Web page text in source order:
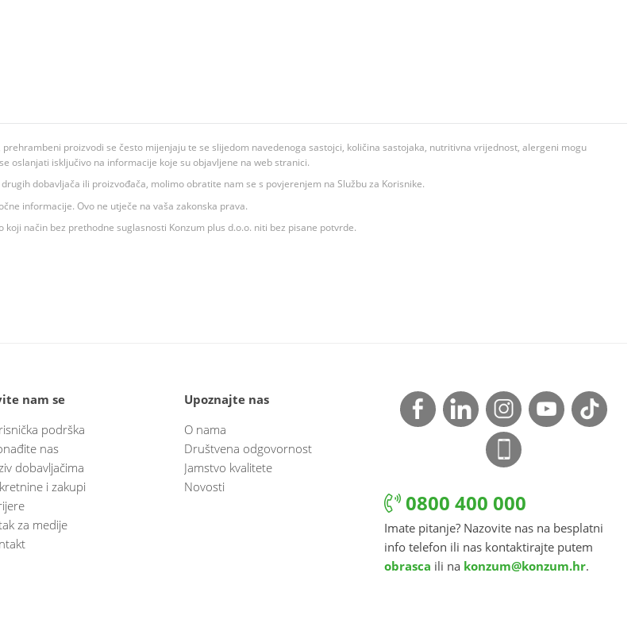
proizvodi se često mijenjaju te se slijedom navedenoga sastojci, količina sastojaka, nutritivna vrijednost, alergeni mogu
oslanjati isključivo na informacije koje su objavljene na web stranici.
dobavljača ili proizvođača, molimo obratite nam se s povjerenjem na Službu za Korisnike.
informacije. Ovo ne utječe na vaša zakonska prava.
način bez prethodne suglasnosti Konzum plus d.o.o. niti bez pisane potvrde.
nam se
podrška
nas
dobavljačima
i zakupi
za medije
Upoznajte nas
O nama
Društvena odgovornost
Jamstvo kvalitete
Novosti
0800 400 000
Imate pitanje? Nazovite nas na besplatni
info telefon ili nas kontaktirajte putem
obrasca ili na konzum@konzum.hr.